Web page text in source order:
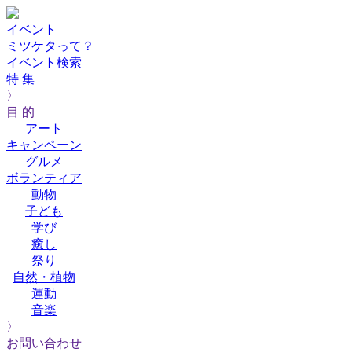
イベント
ミツケタって？
イベント検索
特 集
〉
目 的
アート
キャンペーン
グルメ
ボランティア
動物
子ども
学び
癒し
祭り
自然・植物
運動
音楽
〉
お問い合わせ